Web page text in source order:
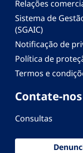
Relações
Sistema de
(SGAIC)
Notificação de
Política de
Termos e
Contate-nos
Consultas